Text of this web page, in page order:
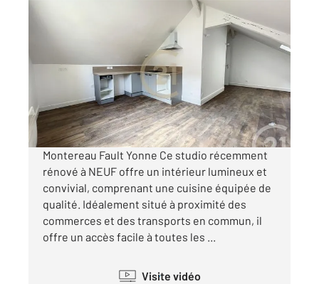
MONTEREAU FAULT YONNE 77
Appartement F1 à louer
520 €
par mois charges comprises
Montereau Fault Yonne Ce studio récemment
rénové à NEUF offre un intérieur lumineux et
convivial, comprenant une cuisine équipée de
qualité. Idéalement situé à proximité des
commerces et des transports en commun, il
offre un accès facile à toutes les ...
Visite vidéo